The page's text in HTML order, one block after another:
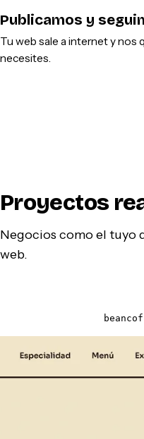
Publicamos y
Tu web sale a internet y nos
necesites.
Proyectos
Negocios como el tuyo
web.